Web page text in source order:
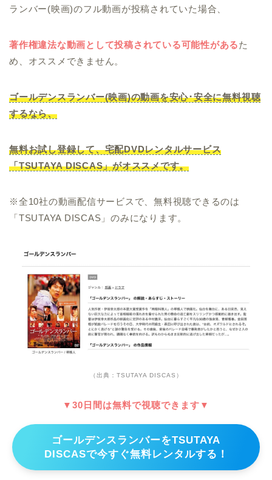
ランバー(映画)のフル動画が投稿されていた場合、
著作権違法な動画として投稿されている可能性があるた
め、オススメできません。
ゴールデンスランバー(映画)の動画を安心･安全に無料視聴
するなら、
無料お試し登録して、宅配DVDレンタルサービス
「TSUTAYA DISCAS」がオススメです。
※全10社の動画配信サービスで、無料視聴できるのは
「TSUTAYA DISCAS」のみになります。
（出典：TSUTAYA DISCAS）
▼30日間は無料で視聴できます▼
ゴールデンスランバーをTSUTAYA
DISCASで今すぐ無料レンタルする！